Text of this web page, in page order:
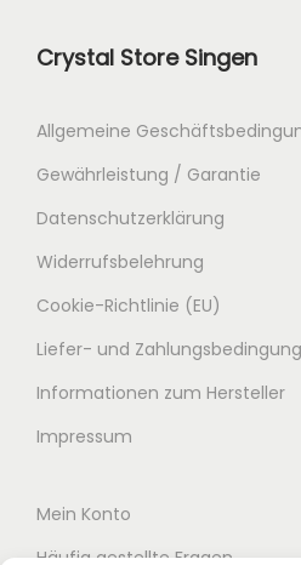
Crystal Store Singen
Allgemeine
Gewährleistung / Garantie
Datenschutzerklärung
Widerrufsbelehrung
Cookie-Richtlinie (EU)
Liefer- und
Informationen zum Hersteller
Impressum
Mein Konto
Häufig gestellte Fragen